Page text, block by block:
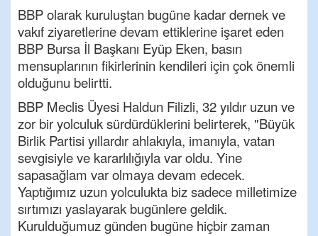
BBP olarak kuruluştan bugüne kadar dernek ve
vakıf ziyaretlerine devam ettiklerine işaret eden
BBP Bursa İl Başkanı Eyüp Eken, basın
mensuplarının fikirlerinin kendileri için çok önemli
olduğunu belirtti.
BBP Meclis Üyesi Haldun Filizli, 32 yıldır uzun ve
zor bir yolculuk sürdürdüklerini belirterek, "Büyük
Birlik Partisi yıllardır ahlakıyla, imanıyla, vatan
sevgisiyle ve kararlılığıyla var oldu. Yine
sapasağlam var olmaya devam edecek.
Yaptığımız uzun yolculukta biz sadece milletimize
sırtımızı yaslayarak bugünlere geldik.
Kurulduğumuz günden bugüne hiçbir zaman